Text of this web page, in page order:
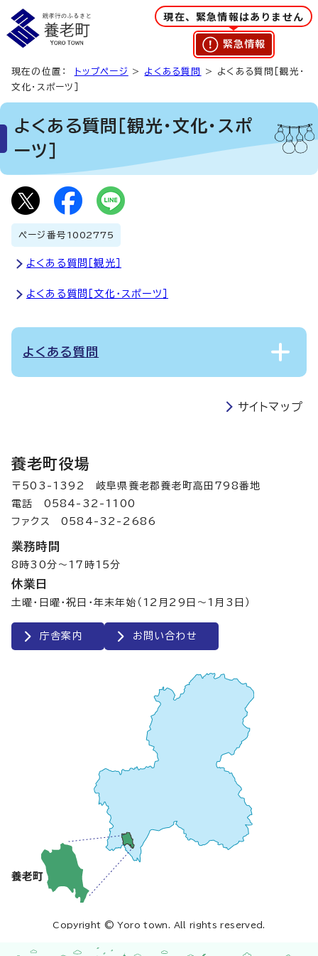
現在、緊急情報はありません
緊急情報
現在の位置： トップページ > よくある質問
> よくある質問［観光・
文化・スポーツ］
よくある質問［観光・文化・スポ
ーツ］
ページ番号 1002775
よくある質問［観光］
よくある質問［文化・スポーツ］
よくある質問
サイトマップ
養老町役場
〒503-1392 岐阜県養老郡養老町高田798番地
電話 0584-32-1100
ファクス 0584-32-2686
業務時間
8時30分～17時15分
休業日
土曜・日曜・祝日・年末年始（12月29日～1月3日）
庁舎案内 お問い合わせ
Copyright © Yoro town. All rights reserved.